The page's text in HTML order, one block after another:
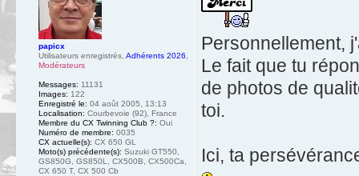
Personnellement,
Le fait que tu
de photos de
toi.
Ici, ta
papicx
Utilisateurs enregistrés Adhérents 2026
Modérateurs
Messages: 11131
Images: 122
Enregistré le: 04 août 2005, 13:13
Localisation: Courbevoie (92), France
Membre du CX Twinning Club ?: Oui
Numéro de membre: 0035
CX actuelle(s): CX 650 GL
Moto(s) précédente(s): Suzuki GT550,
GS850G, GS850L, CX500B, CX500Ca,
CX 650 T, CX 500 Cb